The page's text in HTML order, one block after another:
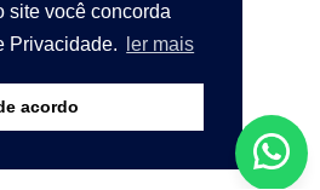
site você concorda
Privacidade.
ler mais
acordo